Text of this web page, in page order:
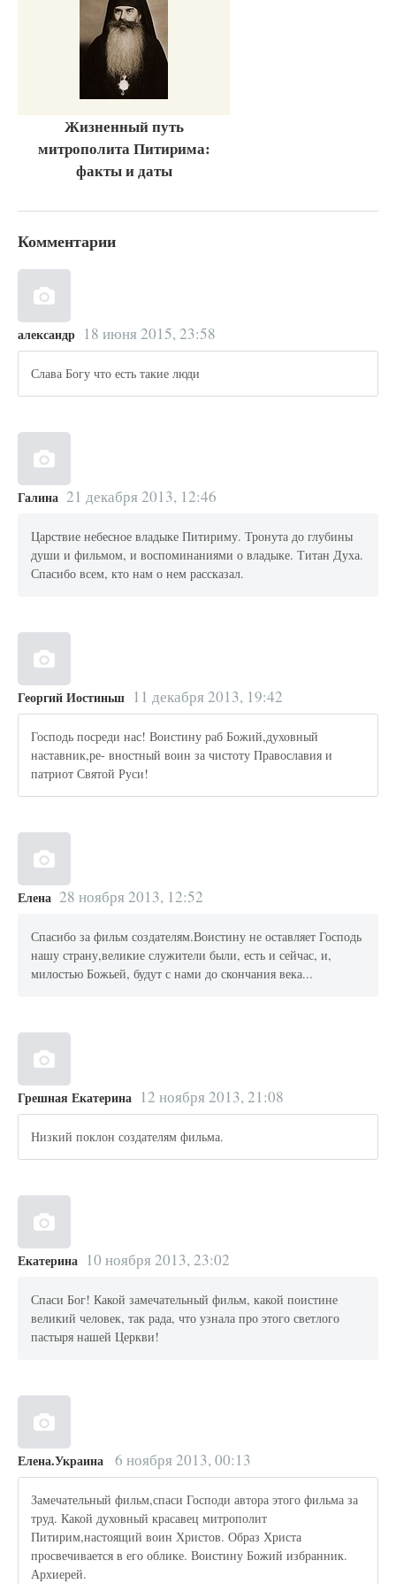
Жизненный путь
митрополита Питирима:
факты и даты
Комментарии
александр 18 июня 2015, 23:58
Слава Богу что есть такие люди
Галина 21 декабря 2013, 12:46
Царствие небесное владыке Питириму. Тронута до глубины
души и фильмом, и воспоминаниями о владыке. Титан Духа.
Спасибо всем, кто нам о нем рассказал.
Георгий Иостиньш 11 декабря 2013, 19:42
Господь посреди нас! Воистину раб Божий,духовный
наставник,ре- вностный воин за чистоту Православия и
патриот Святой Руси!
Елена 28 ноября 2013, 12:52
Спасибо за фильм создателям.Воистину не оставляет Господь
нашу страну,великие служители были, есть и сейчас, и,
милостью Божьей, будут с нами до скончания века...
Грешная Екатерина 12 ноября 2013, 21:08
Низкий поклон создателям фильма.
Екатерина 10 ноября 2013, 23:02
Спаси Бог! Какой замечательный фильм, какой поистине
великий человек, так рада, что узнала про этого светлого
пастыря нашей Церкви!
Елена.Украина 6 ноября 2013, 00:13
Замечательный фильм,спаси Господи автора этого фильма за
труд. Какой духовный красавец митрополит
Питирим,настоящий воин Христов. Образ Христа
просвечивается в его облике. Воистину Божий избранник.
Архиерей.